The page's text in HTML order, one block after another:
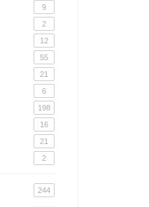
9
2
12
55
21
6
198
16
21
2
244